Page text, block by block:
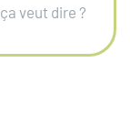
veut dire ?